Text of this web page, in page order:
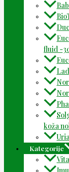
fluid -
koža
Kategorije